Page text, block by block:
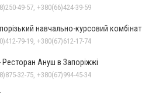
49-57, +380(66)424-39-59
навчально-курсовий комбінат
79-19, +380(67)612-17-74
Ануш в Запоріжжі
32-75, +380(67)994-45-34